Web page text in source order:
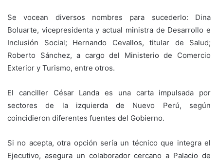
Se vocean diversos nombres para sucederlo: Dina
Boluarte, vicepresidenta y actual ministra de Desarrollo e
Inclusión Social; Hernando Cevallos, titular de Salud;
Roberto Sánchez, a cargo del Ministerio de Comercio
Exterior y Turismo, entre otros.
El canciller César Landa es una carta impulsada por
sectores de la izquierda de Nuevo Perú, según
coincidieron diferentes fuentes del Gobierno.
Si no acepta, otra opción sería un técnico que integra el
Ejecutivo, asegura un colaborador cercano a Palacio de